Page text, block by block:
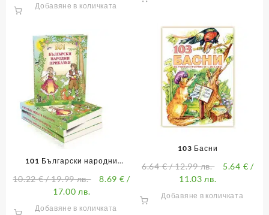
Добавяне в количката
101 Български народни
10.22€/ 19.99 лв. 8.69 € /
17.00 лв.
Добавяне в количката
103 Басни
6.64€/ 12.99 лв. 5.64 € /
11.03 лв.
Добавяне в количката